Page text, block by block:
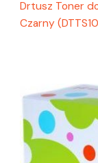
Drtusz Toner
Czarny